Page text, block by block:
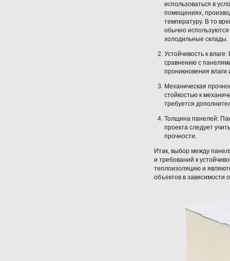
использоваться в
помещениях,
температуру. В то
обычно используются
холодильные склады.
Устойчивость к
сравнению с
проникновения
Механическая
стойкостью к
требуется
Толщина панелей:
проекта следует
прочности.
Итак, выбор между
и требований к
теплоизоляцию и
объектов в зависимости